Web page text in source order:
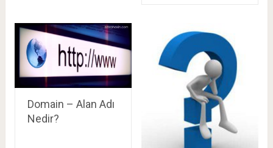
Domain – Alan Adı
Nedir?